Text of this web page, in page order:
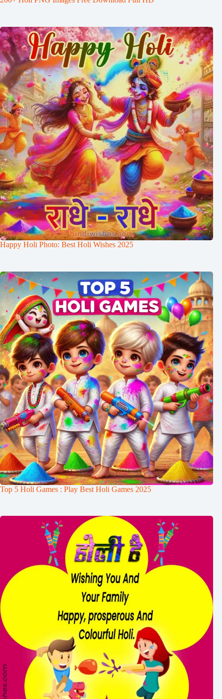
Happy Holi Photo: Best Holi Wishes 2025
Top 5 Holi Games : Play Best Holi Games 2025